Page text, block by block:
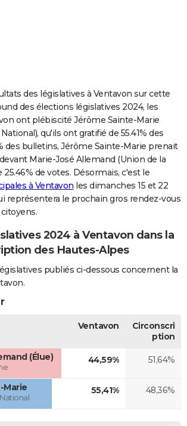
des législatives à Ventavon sur cette
des élections législatives 2024, les
ont plébiscité Jérôme Sainte-Marie
qu'ils ont gratifié de 55.41% des
des bulletins, Jérôme Sainte-Marie prenait
Marie-José Allemand (Union de la
25.46% de votes. Désormais, c'est le
à Ventavon les dimanches 15 et 22
représentera le prochain gros rendez-vous
2024 à Ventavon dans la
des Hautes-Alpes
publiés ci-dessous concernent la
Ventavon
Circonscri
ption
(Élue)
44,59% 51,64%
Marie 55,41% 48,36%